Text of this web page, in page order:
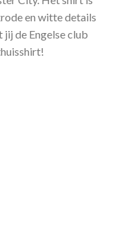
en witte details
jij de Engelse club